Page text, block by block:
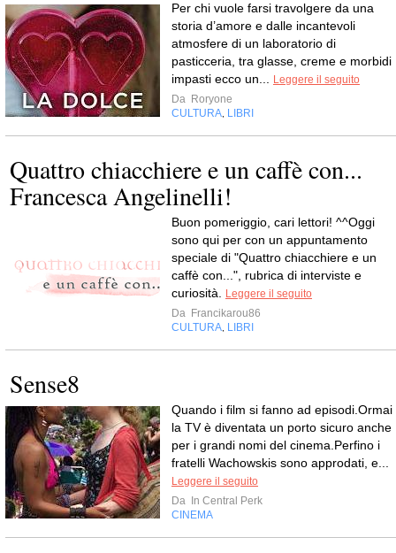
Per chi vuole farsi travolgere da una
storia d’amore e dalle incantevoli
atmosfere di un laboratorio di
pasticceria, tra glasse, creme e morbidi
impasti ecco un...
Leggere il seguito
Da Roryone
CULTURA LIBRI
Quattro chiacchiere e un caffè con...
Francesca Angelinelli!
Buon pomeriggio, cari lettori! ^^Oggi
sono qui per con un appuntamento
speciale di "Quattro chiacchiere e un
caffè con...", rubrica di interviste e
curiosità.
Leggere il seguito
Da Francikarou86
CULTURA LIBRI
Sense8
Quando i film si fanno ad episodi.Ormai
la TV è diventata un porto sicuro anche
per i grandi nomi del cinema.Perfino i
fratelli Wachowskis sono approdati, e...
Leggere il seguito
Da
In Central Perk
CINEMA